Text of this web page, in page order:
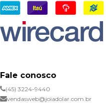
Fale conosco
(45) 3224-9440
vendasweb@joiadolar.com.br